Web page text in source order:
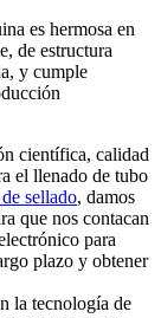
es hermosa en
de estructura
y cumple
científica, calidad
el llenado de tubo
sellado, damos
que nos contacan
para
plazo y obtener
la tecnología de